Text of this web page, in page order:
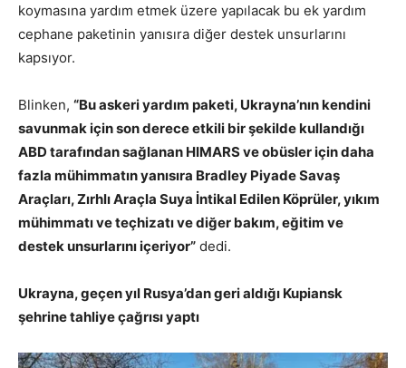
koymasına yardım etmek üzere yapılacak bu ek yardım
cephane paketinin yanısıra diğer destek unsurlarını
kapsıyor.
Blinken, “Bu askeri yardım paketi, Ukrayna’nın kendini
savunmak için son derece etkili bir şekilde kullandığı
ABD tarafından sağlanan HIMARS ve obüsler için daha
fazla mühimmatın yanısıra Bradley Piyade Savaş
Araçları, Zırhlı Araçla Suya İntikal Edilen Köprüler, yıkım
mühimmatı ve teçhizatı ve diğer bakım, eğitim ve
destek unsurlarını içeriyor” dedi.
Ukrayna, geçen yıl Rusya’dan geri aldığı Kupiansk
şehrine tahliye çağrısı yaptı